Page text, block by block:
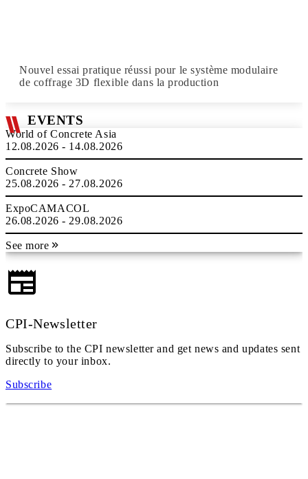
Nouvel essai pratique réussi pour le système modulaire
de coffrage 3D flexible dans la production
EVENTS
World of Concrete Asia
12.08.2026 - 14.08.2026
Concrete Show
25.08.2026 - 27.08.2026
ExpoCAMACOL
26.08.2026 - 29.08.2026
See more
CPI-Newsletter
Subscribe to the CPI newsletter and get news and updates sent
directly to your inbox.
Subscribe